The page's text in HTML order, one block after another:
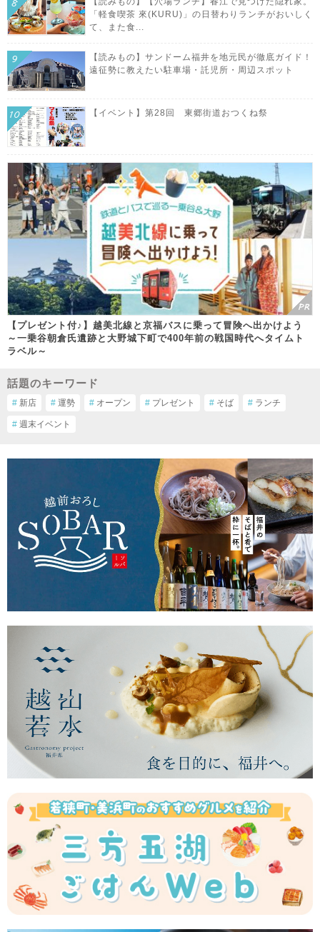
「軽食喫茶 來(KURU)」の日替わりランチがおいしく
て、また食...
【読みもの】サンドーム福井を地元民が徹底ガイド！
遠征勢に教えたい駐車場・託児所・周辺スポット
【イベント】第28回 東郷街道おつくね祭
【プレゼント付♪】越美北線と京福バスに乗って冒険へ出かけよう
～一乗谷朝倉氏遺跡と大野城下町で400年前の戦国時代へタイムト
ラベル～
話題のキーワード
# 新店 # 運勢 # オープン # プレゼント # そば # ランチ
# 週末イベント